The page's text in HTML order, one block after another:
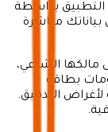
التطبيق بواسطة
بياناتك مباشرة
مالكها الشرعي،
بطاقة
لأغراض التدقيق.